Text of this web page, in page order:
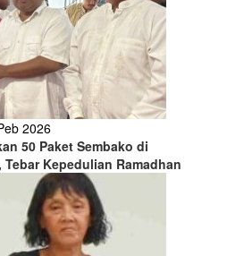
2026
50 Paket Sembako di
Kepedulian Ramadhan